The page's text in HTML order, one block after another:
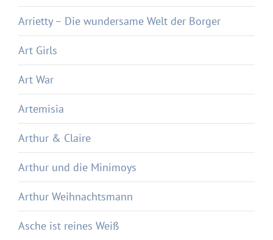
Arrietty – Die wundersame Welt der Borger
Art Girls
Art War
Artemisia
Arthur & Claire
Arthur und die Minimoys
Arthur Weihnachtsmann
Asche ist reines Weiß